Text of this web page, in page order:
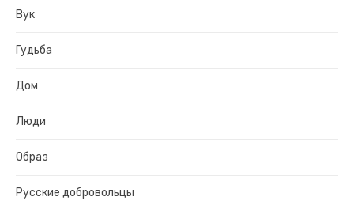
Вук
Гудьба
Дом
Люди
Образ
Русские добровольцы